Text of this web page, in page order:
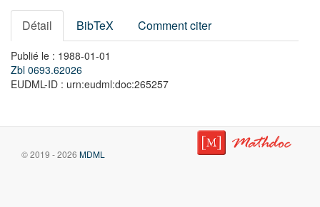
Détail BibTeX Comment citer
Publié le : 1988-01-01
Zbl 0693.62026
EUDML-ID : urn:eudml:doc:265257
© 2019 - 2026 MDML